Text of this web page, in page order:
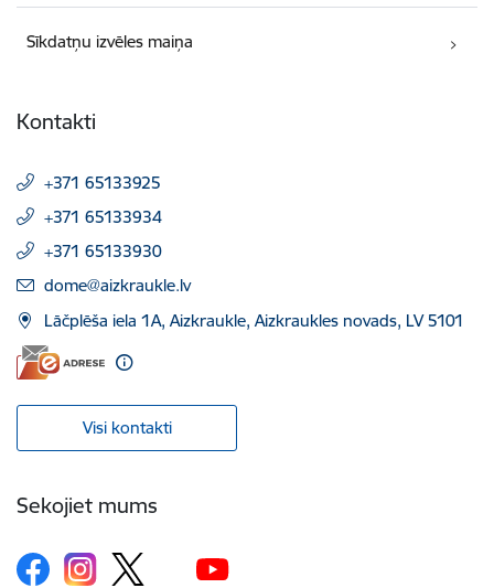
Sīkdatņu izvēles maiņa
Kontakti
+371 65133925
+371 65133934
+371 65133930
E-pasts:
dome@aizkraukle.lv
Lāčplēša iela 1A, Aizkraukle, Aizkraukles novads, LV 5101
Visi kontakti
Sekojiet mums